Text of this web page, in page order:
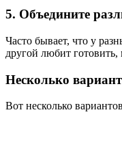
5. Объедините
Часто бывает, что у
другой любит
Несколько
Вот несколько